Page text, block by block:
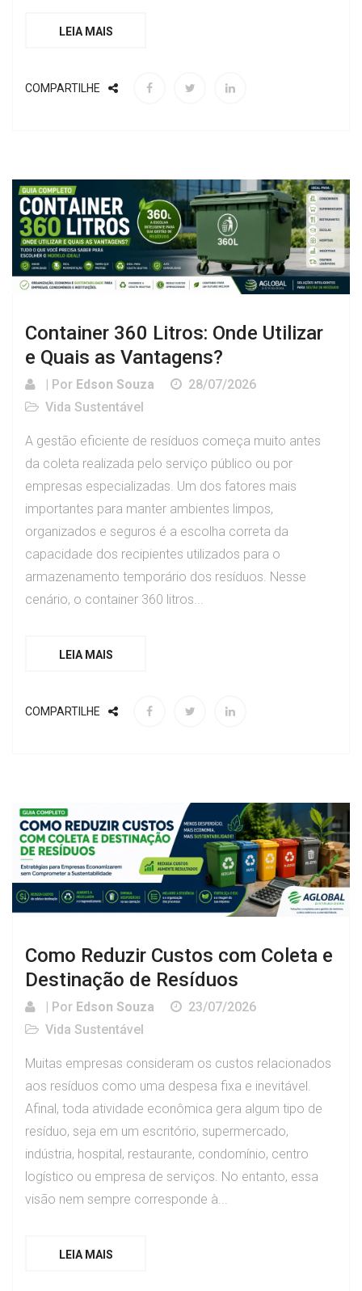
LEIA MAIS
COMPARTILHE
Container 360 Litros: Onde Utilizar
e Quais as Vantagens?
| Por Edson Souza
28/07/2026
Vida Sustentável
A gestão eficiente de resíduos começa muito antes
da coleta realizada pelo serviço público ou por
empresas especializadas. Um dos fatores mais
importantes para manter ambientes limpos,
organizados e seguros é a escolha correta da
capacidade dos recipientes utilizados para o
armazenamento temporário dos resíduos. Nesse
cenário, o container 360 litros...
LEIA MAIS
COMPARTILHE
Como Reduzir Custos com Coleta e
Destinação de Resíduos
| Por Edson Souza
23/07/2026
Vida Sustentável
Muitas empresas consideram os custos relacionados
aos resíduos como uma despesa fixa e inevitável.
Afinal, toda atividade econômica gera algum tipo de
resíduo, seja em um escritório, supermercado,
indústria, hospital, restaurante, condomínio, centro
logístico ou empresa de serviços. No entanto, essa
visão nem sempre corresponde à...
LEIA MAIS